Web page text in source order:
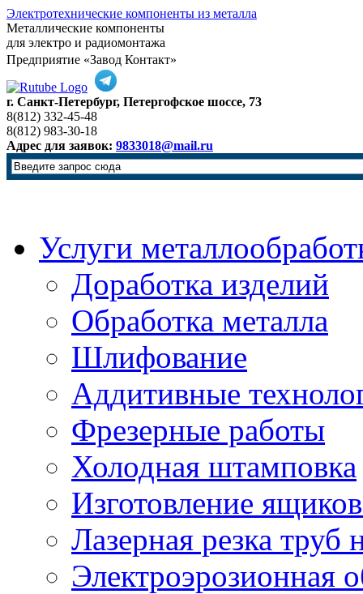
Электротехнические компоненты из металла
Металлические компоненты
для электро и радиомонтажа
Предприятие «Завод Контакт»
г. Санкт-Петербург, Петергофское шоссе, 73
8(812) 332-45-48
8(812) 983-30-18
Адрес для заявок: 9833018@mail.ru
Услуги
Доработка изделий
Обработка металла
Шлифование
Аддитивные
Фрезерные работы
Холодная штамповка
Изготовление
Лазерная резка труб
Электроэрозионная